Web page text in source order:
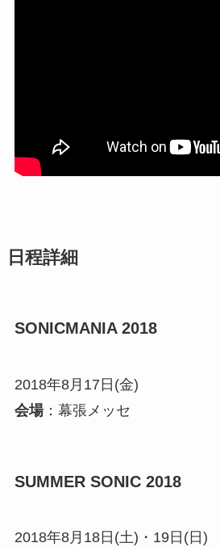
日程詳細
SONICMANIA 2018
2018年8月17日(金)
会場：幕張メッセ
SUMMER SONIC 2018
2018年8月18日(土)・19日(日)